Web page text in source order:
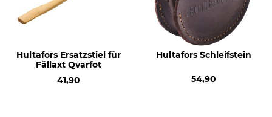
Hultafors Ersatzstiel für
Fällaxt Qvarfot
41,90
Hultafors Schleifstein
54,90